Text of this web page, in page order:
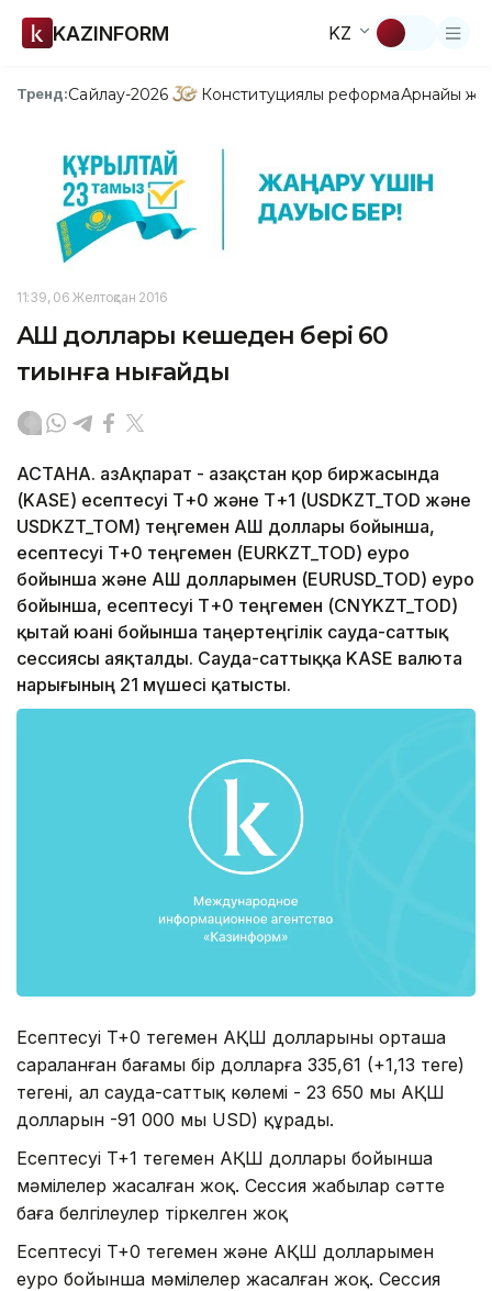
KAZINFORM KZ
Тренд:Сайлау-2026 Конституциялық реформаАрнайы
11:39, 06 Желтоқсан 2016
АҚШ доллары кешеден бері 60
тиынға нығайды
АСТАНА. ҚазАқпарат - Қазақстан қор биржасында
(KASE) есептесуі Т+0 және Т+1 (USDKZT_TOD және
USDKZT_TOМ) теңгемен АҚШ доллары бойынша,
есептесуі T+0 теңгемен (EURKZT_TOD) еуро
бойынша және АҚШ долларымен (EURUSD_TOD) еуро
бойынша, есептесуі Т+0 теңгемен (CNYKZT_TOD)
қытай юані бойынша таңертеңгілік сауда-саттық
сессиясы аяқталды. Сауда-саттыққа KASE валюта
нарығының 21 мүшесі қатысты.
Есептесуі T+0 теңгемен АҚШ долларының орташа
сараланған бағамы бір долларға 335,61 (+1,13 теңге)
теңгені, ал сауда-саттық көлемі - 23 650 мың АҚШ
долларын -91 000 мың USD) құрады.
Есептесуі T+1 теңгемен АҚШ доллары бойынша
мәмілелер жасалған жоқ. Сессия жабылар сәтте
баға белгілеулер тіркелген жоқ
Есептесуі T+0 теңгемен және АҚШ долларымен
еуро бойынша мәмілелер жасалған жоқ. Сессия